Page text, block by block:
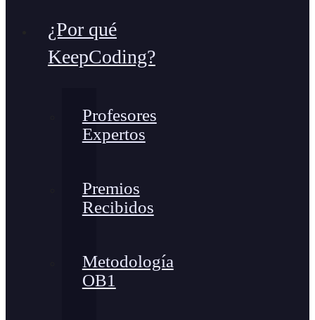
¿Por qué
KeepCoding?
Profesores
Expertos
Premios
Recibidos
Metodología
OB1